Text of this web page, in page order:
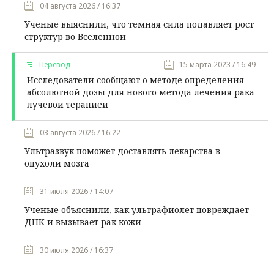
04 августа 2026 / 16:37
Ученые выяснили, что темная сила подавляет рост
структур во Вселенной
Перевод 15 марта 2023 / 16:49
Исследователи сообщают о методе определения
абсолютной дозы для нового метода лечения рака
лучевой терапией
03 августа 2026 / 16:22
Ультразвук поможет доставлять лекарства в
опухоли мозга
31 июля 2026 / 14:07
Ученые объяснили, как ультрафиолет повреждает
ДНК и вызывает рак кожи
30 июля 2026 / 16:37